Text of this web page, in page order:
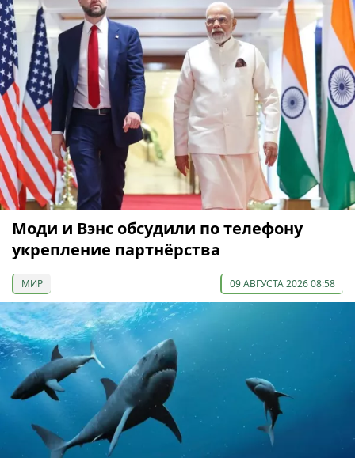
Моди и Вэнс обсудили по телефону
укрепление партнёрства
МИР 09 АВГУСТА 2026 08:58